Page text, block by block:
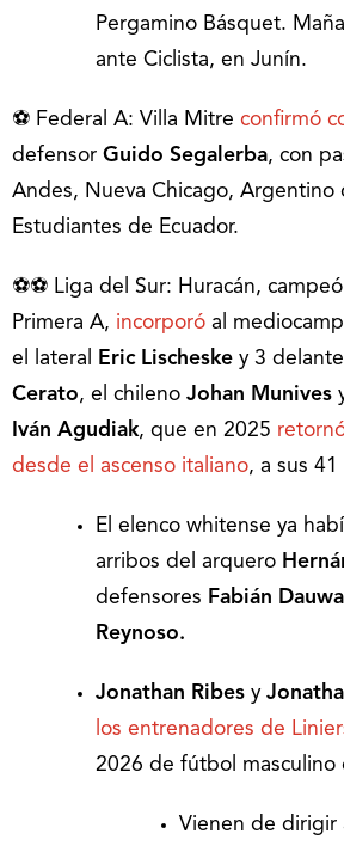
Pergamino Básquet.
ante Ciclista, en Junín.
⚽️ Federal A: Villa Mitre confirmó
defensor Guido Segalerba, con
Andes, Nueva Chicago, Argentino
Estudiantes de Ecuador.
⚽️⚽️ Liga del Sur: Huracán,
Primera A, incorporó al
el lateral
Eric Lischeske y 3
Cerato, el chileno Johan Munives
Iván Agudiak, que en 2025
desde el ascenso italiano, a sus 41
El elenco whitense ya
arribos del arquero
defensores Fabián
Reynoso.
Jonathan Ribes y
los entrenadores de
2026 de fútbol masculino
Vienen de dirigir